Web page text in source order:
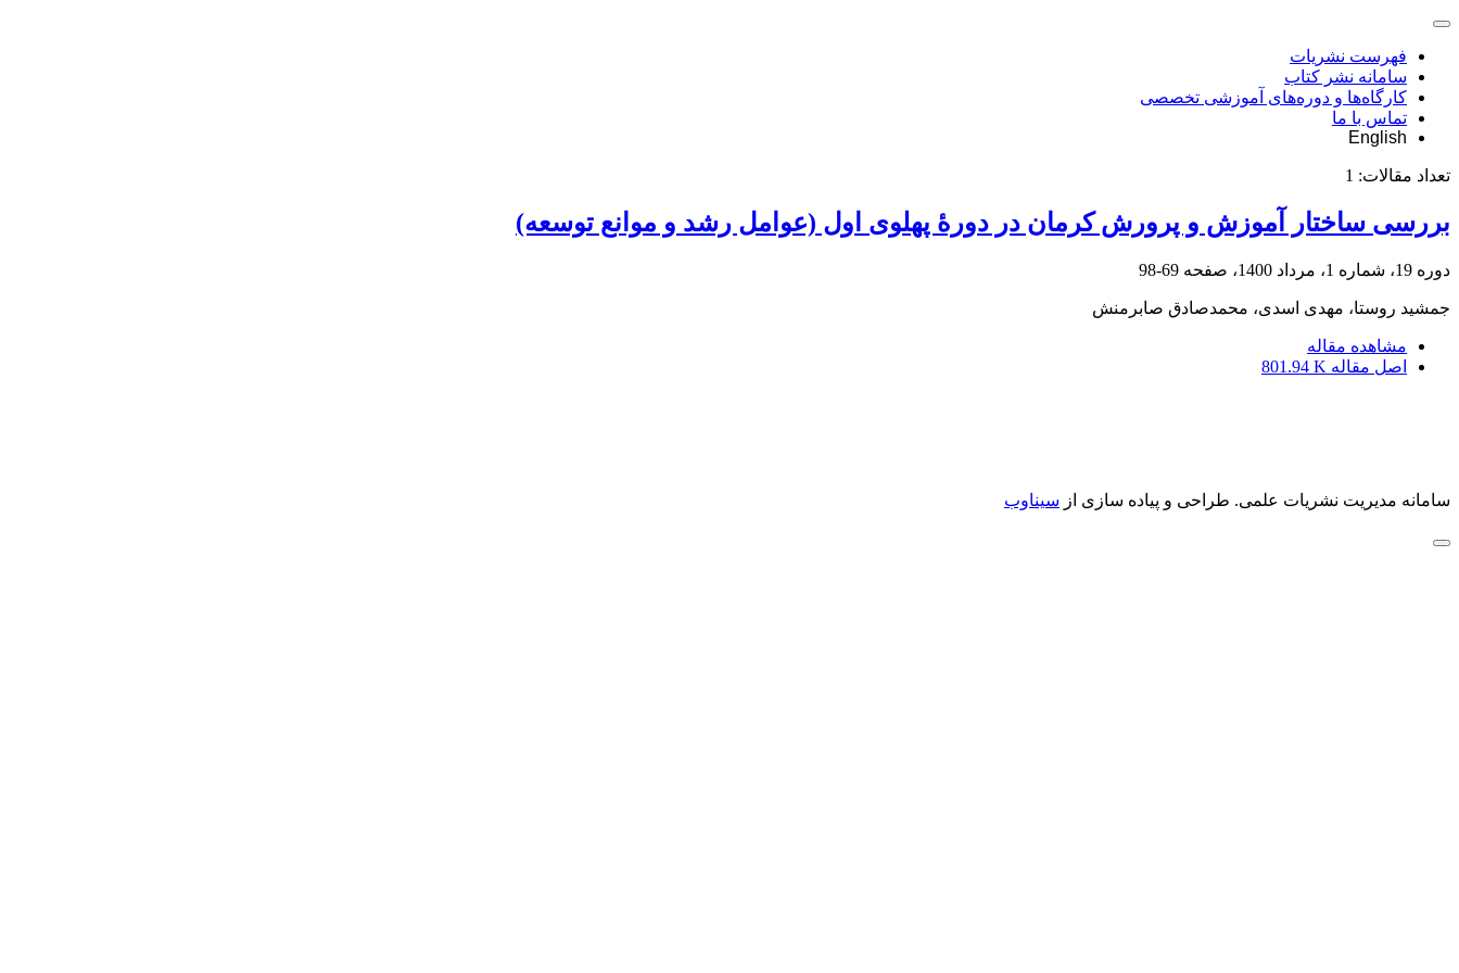
فهرست نشریات
سامانه نشر کتاب
کارگاه‌ها و دوره‌های آموزشی تخصصی
تماس با ما
English
تعداد مقالات: 1
بررسی ساختار آموزش و پرورش کرمان در دورۀ پهلوی اول (عوامل رشد و موانع توسعه)
دوره 19، شماره 1، مرداد 1400، صفحه 69-98
جمشید روستا، مهدی اسدی، محمدصادق صابرمنش
مشاهده مقاله
اصل مقاله 801.94 K
سامانه مدیریت نشریات علمی. طراحی و پیاده سازی از سیناوب